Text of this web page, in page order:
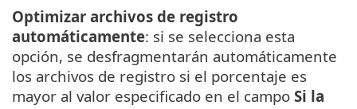
Optimizar archivos de registro
automáticamente: si se selecciona esta
opción, se desfragmentarán automáticamente
los archivos de registro si el porcentaje es
mayor al valor especificado en el campo Si la